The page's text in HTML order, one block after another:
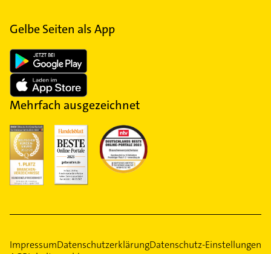
Gelbe Seiten als App
Mehrfach ausgezeichnet
ImpressumDatenschutzerklärungDatenschutz-Einstellungen